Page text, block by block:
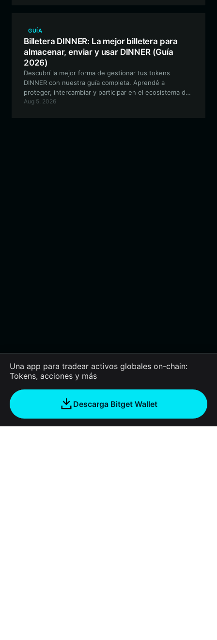
GUÍA
Billetera DINNER: La mejor billetera para
almacenar, enviar y usar DINNER (Guía
2026)
Descubrí la mejor forma de gestionar tus tokens
DINNER con nuestra guía completa. Aprendé a
proteger, intercambiar y participar en el ecosistema de
Had Dinner With Kimchi usando la billetera de alto
Aug 5, 2026
Una app para tradear activos globales on-chain:
Tokens, acciones y más
Descarga Bitget Wallet